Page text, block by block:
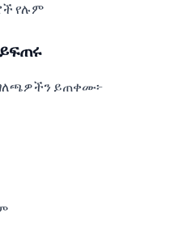
የሉም
ይጠቀሙ፦